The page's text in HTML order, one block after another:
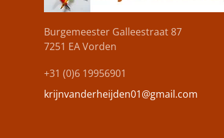
Burgemeester Galleestraat 87
7251 EAVorden
+31 (0)6 19956901
krijnvanderheijden01@gmail.com